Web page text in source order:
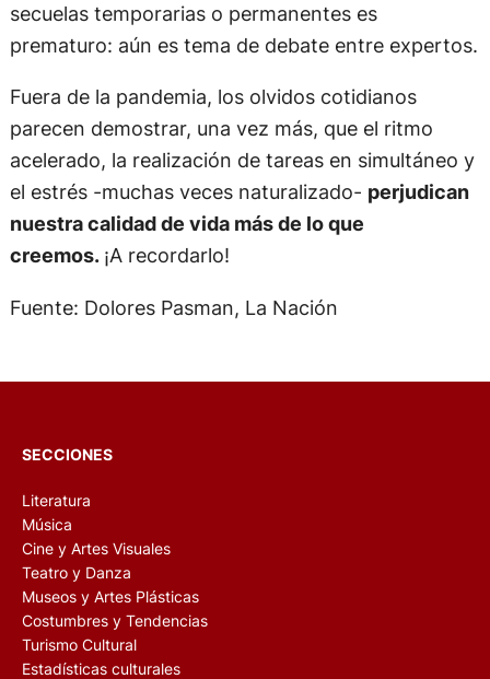
secuelas temporarias o permanentes es
prematuro: aún es tema de debate entre expertos.
Fuera de la pandemia, los olvidos cotidianos
parecen demostrar, una vez más, que el ritmo
acelerado, la realización de tareas en simultáneo y
el estrés -muchas veces naturalizado- perjudican
nuestra calidad de vida más de lo que
creemos. ¡A recordarlo!
Fuente: Dolores Pasman, La Nación
SECCIONES
Literatura
Música
Cine y Artes Visuales
Teatro y Danza
Museos y Artes Plásticas
Costumbres y Tendencias
Turismo Cultural
Estadísticas culturales